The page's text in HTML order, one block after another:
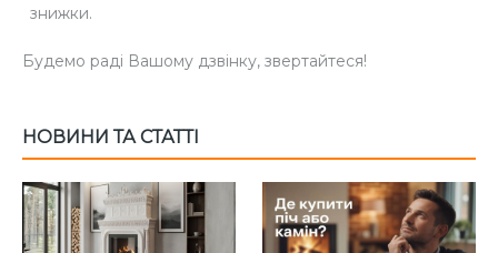
знижки.
Будемо раді Вашому дзвінку, звертайтеся!
НОВИНИ ТА СТАТТІ